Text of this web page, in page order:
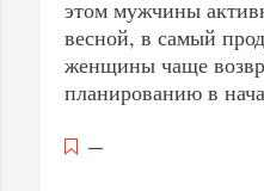
этом мужчины
весной, в самый
женщины чаще
планированию в
—